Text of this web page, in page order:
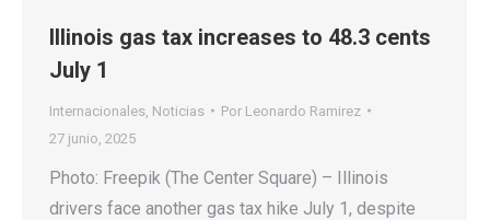
Illinois gas tax increases to 48.3 cents
July 1
Internacionales Noticias Por Leonardo Ramirez
27 junio, 2025
Photo: Freepik (The Center Square) – Illinois
drivers face another gas tax hike July 1, despite